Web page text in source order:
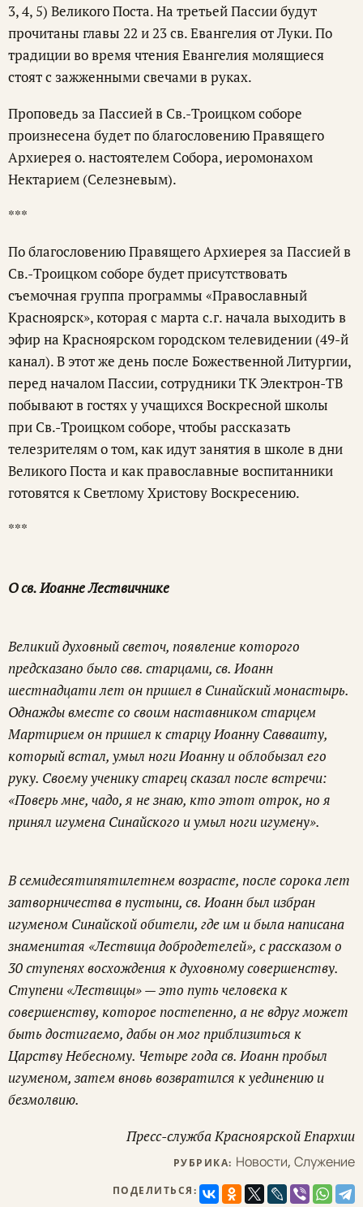
3, 4, 5) Великого Поста. На третьей Пассии будут
прочитаны главы 22 и 23 св. Евангелия от Луки. По
традиции во время чтения Евангелия молящиеся
стоят с зажженными свечами в руках.
Проповедь за Пассией в Св.-Троицком соборе
произнесена будет по благословению Правящего
Архиерея о. настоятелем Собора, иеромонахом
Нектарием (Селезневым).
***
По благословению Правящего Архиерея за Пассией в
Св.-Троицком соборе будет присутствовать
съемочная группа программы «Православный
Красноярск», которая с марта с.г. начала выходить в
эфир на Красноярском городском телевидении (49-й
канал). В этот же день после Божественной Литургии,
перед началом Пассии, сотрудники ТК Электрон-ТВ
побывают в гостях у учащихся Воскресной школы
при Св.-Троицком соборе, чтобы рассказать
телезрителям о том, как идут занятия в школе в дни
Великого Поста и как православные воспитанники
готовятся к Светлому Христову Воскресению.
***
О св. Иоанне Лествичнике
Великий духовный светоч, появление которого
предсказано было свв. старцами, св. Иоанн
шестнадцати лет он пришел в Синайский монастырь.
Однажды вместе со своим наставником старцем
Мартирием он пришел к старцу Иоанну Савваиту,
который встал, умыл ноги Иоанну и облобызал его
руку. Своему ученику старец сказал после встречи:
«Поверь мне, чадо, я не знаю, кто этот отрок, но я
принял игумена Синайского и умыл ноги игумену».
В семидесятипятилетнем возрасте, после сорока лет
затворничества в пустыни, св. Иоанн был избран
игуменом Синайской обители, где им и была написана
знаменитая «Лествица добродетелей», с рассказом о
30 ступенях восхождения к духовному совершенству.
Ступени «Лествицы» — это путь человека к
совершенству, которое постепенно, а не вдруг может
быть достигаемо, дабы он мог приблизиться к
Царству Небесному. Четыре года св. Иоанн пробыл
игуменом, затем вновь возвратился к уединению и
безмолвию.
Пресс-служба Красноярской Епархии
РУБРИКА: Новости, Служение
ПОДЕЛИТЬСЯ: